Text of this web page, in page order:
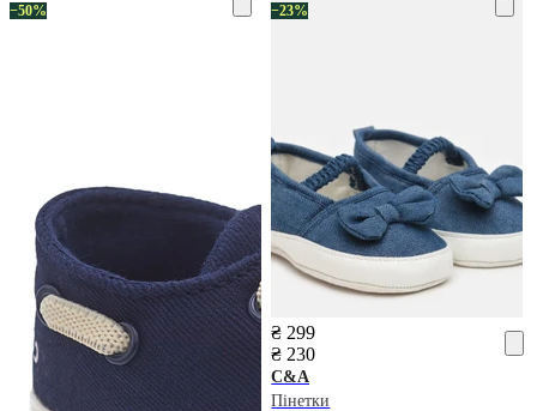
−50% −23%
₴ 299
₴ 230
C&A
Пінетки